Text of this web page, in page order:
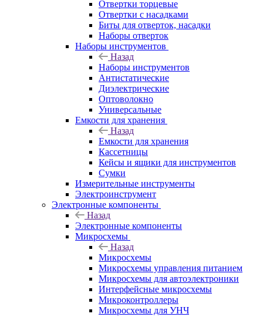
Отвертки торцевые
Отвертки с насадками
Биты для отверток, насадки
Наборы отверток
Наборы инструментов
Назад
Наборы инструментов
Антистатические
Диэлектрические
Оптоволокно
Универсальные
Емкости для хранения
Назад
Емкости для хранения
Кассетницы
Кейсы и ящики для инструментов
Сумки
Измерительные инструменты
Электроинструмент
Электронные компоненты
Назад
Электронные компоненты
Микросхемы
Назад
Микросхемы
Микросхемы управления питанием
Микросхемы для автоэлектроники
Интерфейсные микросхемы
Микроконтроллеры
Микросхемы для УНЧ